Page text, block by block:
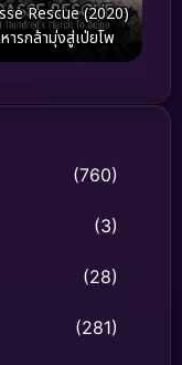
Rescue (2020)
ารกล้ามุ่งสู่เป่ยโพ
(760)
(3)
(28)
(281)